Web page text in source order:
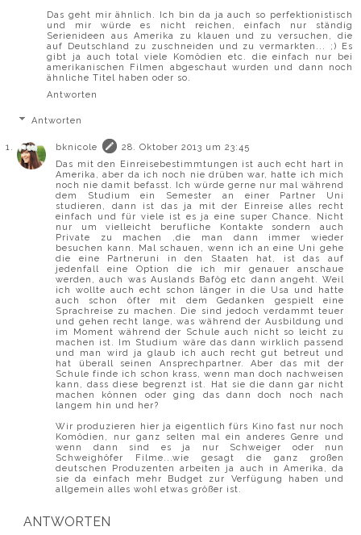
Das geht mir ähnlich. Ich bin da ja auch so perfektionistisch
und mir würde es nicht reichen, einfach nur ständig
Serienideen aus Amerika zu klauen und zu versuchen, die
auf Deutschland zu zuschneiden und zu vermarkten... ;) Es
gibt ja auch total viele Komödien etc. die einfach nur bei
amerikanischen Filmen abgeschaut wurden und dann noch
ähnliche Titel haben oder so.
Antworten
Antworten
bknicole
28. Oktober 2013 um 23:45
Das mit den Einreisebestimmtungen ist auch echt hart in
Amerika, aber da ich noch nie drüben war, hatte ich mich
noch nie damit befasst. Ich würde gerne nur mal während
dem Studium ein Semester an einer Partner Uni
studieren, dann ist das ja mit der Einreise alles recht
einfach und für viele ist es ja eine super Chance. Nicht
nur um vielleicht berufliche Kontakte sondern auch
Private zu machen ,die man dann immer wieder
besuchen kann. Mal schauen, wenn ich an eine Uni gehe
die eine Partneruni in den Staaten hat, ist das auf
jedenfall eine Option die ich mir genauer anschaue
werden, auch was Auslands Bafög etc dann angeht. Weil
ich wollte auch echt schon länger in die Usa und hatte
auch schon öfter mit dem Gedanken gespielt eine
Sprachreise zu machen. Die sind jedoch verdammt teuer
und gehen recht lange, was während der Ausbildung und
im Moment während der Schule auch nicht so leicht zu
machen ist. Im Studium wäre das dann wirklich passend
und man wird ja glaub ich auch recht gut betreut und
hat überall seinen Ansprechpartner. Aber das mit der
Schule finde ich schon krass, wenn man doch nachweisen
kann, dass diese begrenzt ist. Hat sie die dann gar nicht
machen können oder ging das dann doch noch nach
langem hin und her?
Wir produzieren hier ja eigentlich fürs Kino fast nur noch
Komödien, nur ganz selten mal ein anderes Genre und
wenn dann sind es ja nur Schweiger oder nun
Schweighöfer Filme...wie gesagt die ganz großen
deutschen Produzenten arbeiten ja auch in Amerika, da
sie da einfach mehr Budget zur Verfügung haben und
allgemein alles wohl etwas größer ist.
ANTWORTEN